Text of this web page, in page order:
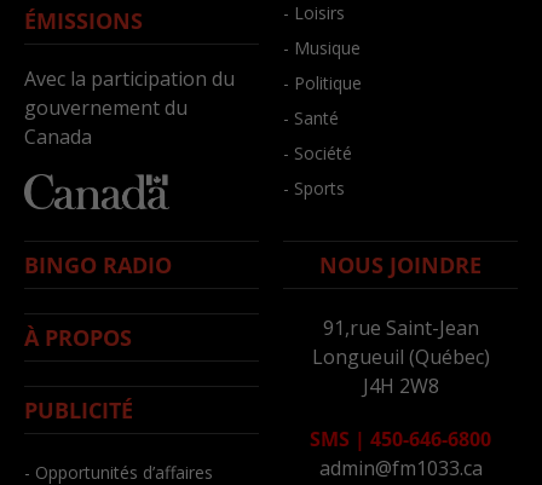
ÉMISSIONS
Avec la participation du
gouvernement du
Canada
- Loisirs
- Musique
- Politique
- Santé
- Société
- Sports
BINGO RADIO
À PROPOS
PUBLICITÉ
- Opportunités d’affaires
NOUS JOINDRE
91,rue Saint-Jean
Longueuil (Québec)
J4H 2W8
SMS | 450-646-6800
admin@fm1033.ca